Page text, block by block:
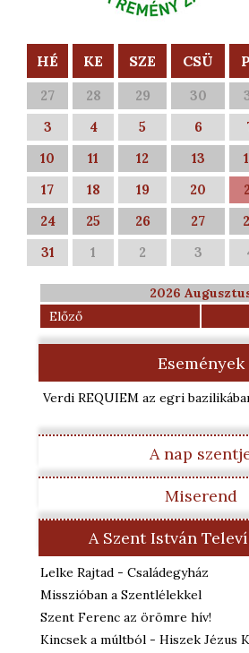
HÉ KE SZE CSÜ
27 28 29 30
3
4 5 6
10
11 12 13
17
18 19 20
24
25 26 27
31
1 2 3
2026
Előző
Események
Verdi REQUIEM az egri
A nap
Miserend
A Szent István
Lelke Rajtad - Családegyház
Misszióban a Szentlélekkel
Szent Ferenc az örömre hív!
Kincsek a múltból - Hiszek Jézus